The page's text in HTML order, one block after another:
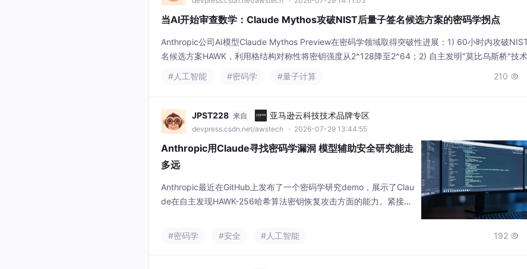
当AI开始审查数学：Claude Mythos攻破NIST后量子签名候选方案的密码学拐点
Anthropic公司AI模型Claude Mythos Preview在密码学领域取得突破性进展：1) 60小时内攻破
名候选方案HAWK，利用格结构对称性将密钥强度从2^128降至2^64；2) 自主发明"莫比乌斯桥"技术
ES-128攻击速度提升200-800倍。这标志着AI从发现实现漏洞转向攻击算法数学基础的重大转变，
#人工智能 #密码学 #量子计算 210 
JPST228 来自 亚马逊云科技技术品牌专区
devpress.csdn.net/awstech · 2026-07-29 13:44:55
Anthropic用Claude寻找密码学漏洞 模型辅助安全研究能走
多远
Anthropic最近在GitHub上发布了一个密码学研究demo，展示了Clau
de在自主发现HAWK-256哈希算法密钥恢复攻击方面的能力。紧接着
件事放在一起看，一条新的技术路线正在成型：**AI辅助密码学分
#密码学 #安全 #人工智能 192 